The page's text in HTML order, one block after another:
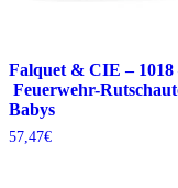
Falquet & CIE – 1018
Feuerwehr-
Babys
57,47€